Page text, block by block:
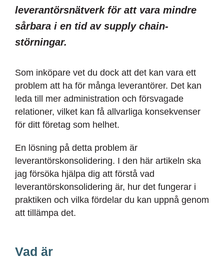
leverantörsnätverk för att vara mindre
sårbara i en tid av supply chain-
störningar.
Som inköpare vet du dock att det kan vara ett
problem att ha för många leverantörer. Det kan
leda till mer administration och försvagade
relationer, vilket kan få allvarliga konsekvenser
för ditt företag som helhet.
En lösning på detta problem är
leverantörskonsolidering. I den här artikeln ska
jag försöka hjälpa dig att förstå vad
leverantörskonsolidering är, hur det fungerar i
praktiken och vilka fördelar du kan uppnå genom
att tillämpa det.
Vad är